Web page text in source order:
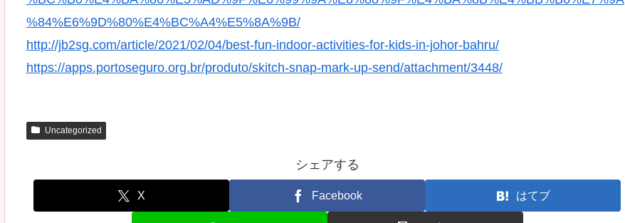
%84%E6%9D%80%E4%BC%A4%E5%8A%9B/
http://jb2sg.com/article/2021/02/04/best-fun-indoor-activities-for-kids-in-johor-bahru/
https://apps.portoseguro.org.br/produto/skitch-snap-mark-up-send/attachment/3448/
Uncategorized
シェアする
X Facebook はてブ